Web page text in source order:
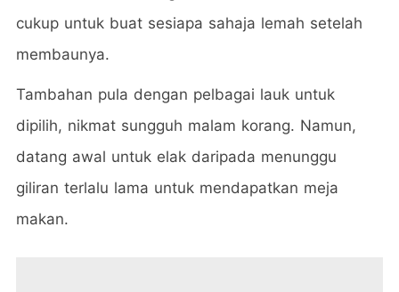
cukup untuk buat sesiapa sahaja lemah setelah
membaunya.
Tambahan pula dengan pelbagai lauk untuk
dipilih, nikmat sungguh malam korang. Namun,
datang awal untuk elak daripada menunggu
giliran terlalu lama untuk mendapatkan meja
makan.